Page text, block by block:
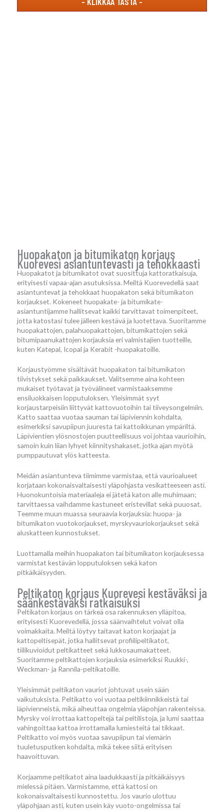
Huopakaton ja bitumikaton korjaus
Kuorevesi asiantuntevasti ja tehokkaasti
Huopakatot ja bitumikatot ovat suosittuja kattoratkaisuja,
erityisesti vapaa-ajan asutuksissa. Meiltä Kuorevedellä saat
asiantuntevat ja tehokkaat huopakaton sekä bitumikaton
korjaukset. Kokeneet huopakate- ja bitumikate-
asiantuntijamme hallitsevat kaikki tarvittavat toimenpiteet,
jotta katostasi tulee jälleen kestävä ja luotettava. Suoritamme
huopakattojen, palahuopakattojen, bitumikattojen sekä
bitumipaanukattojen korjauksia eri valmistajien tuotteille,
kuten Katepal, Icopal ja Kerabit -huopakatoille.
Korjaustyömme sisältävät huopakaton tai bitumikaton
tiivistykset sekä paikkaukset. Valitsemme aina kohteen
mukaiset työtavat ja työvälineet varmistaaksemme
ensiluokkaisen lopputuloksen. Yleisimmät syyt
korjaustarpeisiin liittyvät kattovuotoihin tai tiiveysongelmiin.
Katto saattaa vuotaa sauman tai läpiviennin kohdalta,
esimerkiksi savupiipun juuresta tai kattoikkunan ympäriltä.
Läpivientien ylösnostojen puutteellisuus voi johtaa vaurioihin,
samoin kuin liian lyhyet kiinnityshakaset, jotka ajan myötä
pumppautuvat ylös katteesta.
Meidän asiantunteva tiimimme varmistaa, että vaurioalueet
korjataan kokonaisvaltaisesti yläpohjasta vesikatteeseen asti.
Huonokuntoisia materiaaleja ei jätetä katon alle muhimaan;
tarvittaessa vaihdamme kastuneet eristevillat sekä puuosat.
Teemme muun muassa seuraavia korjauksia: huopa- ja
bitumikaton vuotokorjaukset, myrskyvauriokorjaukset sekä
aluskatteen kunnostukset.
Luottamalla meihin huopakaton tai bitumikaton korjauksessa
varmistat kestävän lopputuloksen sekä katon
pitkäikäisyyden.
Peltikaton korjaus Kuorevesi kestäväksi ja
säänkestäväksi ratkaisuksi
Peltikaton korjaus on tärkeä osa rakennuksen ylläpitoa,
erityisesti Kuorevedellä, jossa säänvaihtelut voivat olla
voimakkaita. Meiltä löytyy taitavat katon korjaajat ja
kattopeltisepät, jotka hallitsevat profiilipeltikatot,
tiilikuvioidut peltikatteet sekä lukkosaumakatteet.
Suoritamme peltikattojen korjauksia esimerkiksi Ruukki-,
Weckman- ja Rannila-peltikatoille.
Yleisimmät peltikaton vauriot johtuvat usein sään
vaikutuksista. Peltikatto voi vuotaa peltikiinnikkeistä tai
läpivienneistä, mikä aiheuttaa ongelmia yläpohjan rakenteissa.
Myrsky voi irrottaa kattopeltejä tai peltilistoja, ja lumi saattaa
vahingoittaa kattoa irrottamalla lumiesteitä tai tikkaat.
Peltikatto voi myös vuotaa savupiipun tai viemärin
tuuletusputken kohdalta, mikä tekee siitä erityisen
haavoittuvan.
Korjaamme peltikatot aina laadukkaasti ja pitkäikäisyys
mielessä pitäen. Varmistamme, että kattosi on
kokonaisvaltaisesti kunnostettu. Jos vaurio ulottuu
yläpohjaan asti, kuten usein käy vuoto-ongelmissa tai